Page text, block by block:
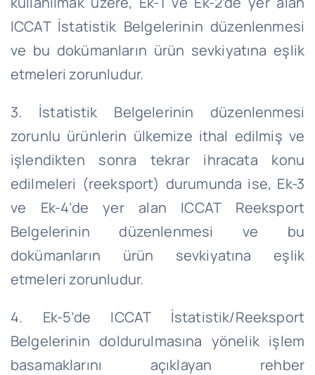
ICCAT İstatistik Belgelerinin düzenlenmesi
ve bu dokümanların ürün sevkiyatına eşlik
etmeleri zorunludur.
3. İstatistik Belgelerinin düzenlenmesi
zorunlu ürünlerin ülkemize ithal edilmiş ve
işlendikten sonra tekrar ihracata konu
edilmeleri (reeksport) durumunda ise, Ek-3
ve Ek-4’de yer alan ICCAT Reeksport
Belgelerinin düzenlenmesi ve bu
dokümanların ürün sevkiyatına eşlik
etmeleri zorunludur.
4. Ek-5’de ICCAT İstatistik/Reeksport
Belgelerinin doldurulmasına yönelik işlem
basamaklarını açıklayan rehber